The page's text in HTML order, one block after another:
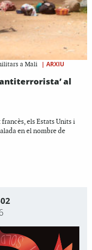
a Mali | ARXIU
al
els Estats Units i
en el nombre de